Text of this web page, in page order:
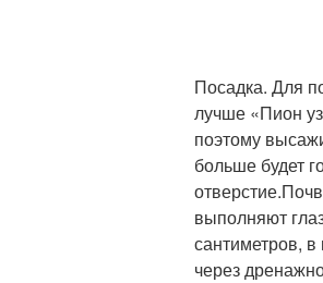
Посадка. Для
лучше «Пион
поэтому
больше будет
выполняют
сантиметров,
через